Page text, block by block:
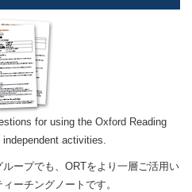
for using the Oxford Reading
activities.
ープでも、ORTをより一層ご活用い
ーチングノートです。